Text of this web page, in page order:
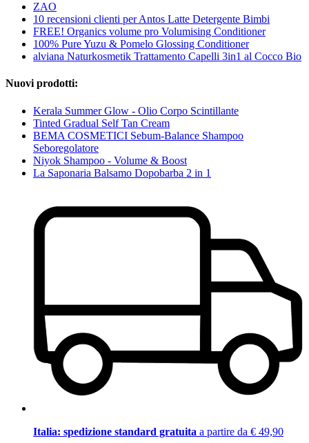
ZAO
10 recensioni clienti per Antos Latte Detergente Bimbi
FREE! Organics volume pro Volumising Conditioner
100% Pure Yuzu & Pomelo Glossing Conditioner
alviana Naturkosmetik Trattamento Capelli 3in1 al Cocco Bio
Nuovi prodotti:
Kerala Summer Glow - Olio Corpo Scintillante
Tinted Gradual Self Tan Cream
BEMA COSMETICI Sebum-Balance Shampoo
Seboregolatore
Niyok Shampoo - Volume & Boost
La Saponaria Balsamo Dopobarba 2 in 1
Italia: spedizione standard gratuita a partire da € 49,90